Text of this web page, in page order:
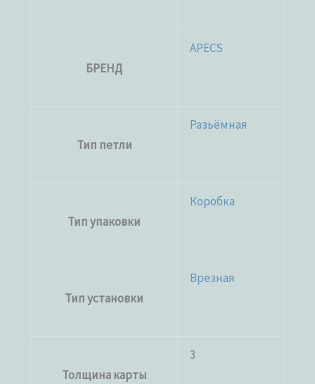
БРЕНД
APECS
Тип петли
Разьёмная
Тип упаковки
Коробка
Тип установки
Врезная
Толщина карты
3